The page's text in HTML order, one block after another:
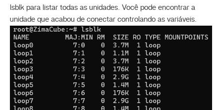
lsblk para listar todas as unidades. Você pode encontrar a
unidade que acabou de conectar controlando as variáveis.